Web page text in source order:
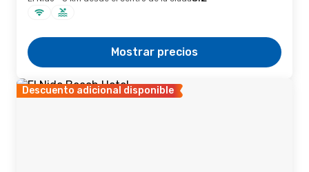
Mostrar precios
Descuento adicional disponible